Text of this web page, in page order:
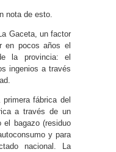
nota de esto.
Gaceta, un factor
en pocos años el
la provincia: el
ingenios a través
fábrica del
a través de un
el bagazo (residuo
y para
nacional. La